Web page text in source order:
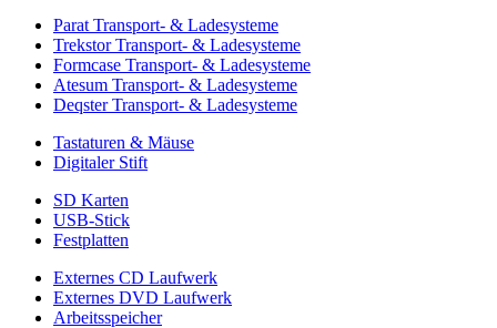
Parat Transport- & Ladesysteme
Trekstor Transport- & Ladesysteme
Formcase Transport- & Ladesysteme
Atesum Transport- & Ladesysteme
Deqster Transport- & Ladesysteme
Tastaturen & Mäuse
Digitaler Stift
SD Karten
USB-Stick
Festplatten
Externes CD Laufwerk
Externes DVD Laufwerk
Arbeitsspeicher